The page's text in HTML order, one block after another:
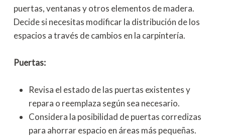
puertas, ventanas y otros elementos de madera.
Decide si necesitas modificar la distribución de los
espacios a través de cambios en la carpintería.
Puertas:
Revisa el estado de las puertas existentes y
repara o reemplaza según sea necesario.
Considera la posibilidad de puertas corredizas
para ahorrar espacio en áreas más pequeñas.